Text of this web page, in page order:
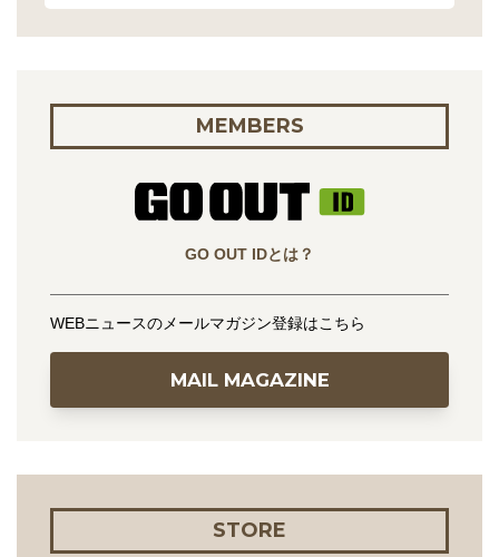
MEMBERS
GO OUT IDとは？
WEBニュースのメールマガジン登録はこちら
MAIL MAGAZINE
STORE